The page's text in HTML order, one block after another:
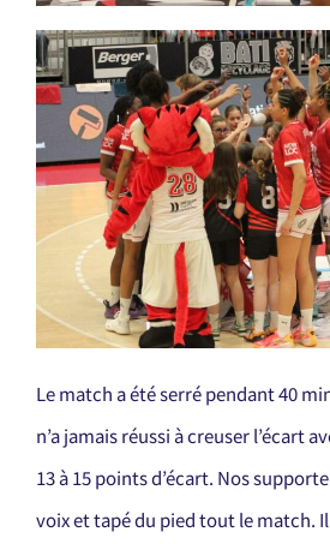
Le match a été serré pendant 40
n’a jamais réussi à creuser l’écart
13 à 15 points d’écart. Nos
voix et tapé du pied tout le match. Il